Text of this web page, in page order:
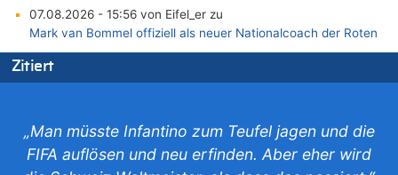
07.08.2026 - 15:56 von Eifel_er zu
Mark van Bommel offiziell als neuer Nationalcoach der Roten
Teufel vorgestellt: „Ist mir eine große Ehre“
07.08.2026 - 15:43 von Hausmeister zu
Aachen ab 11. August wieder Mekka des Pferdesports –
Belgien setzt bei Reit-WM auf starke Springreiter
Zitiert
„Man müsste Infantino zum Teufel jagen und die
FIFA auflösen und neu erfinden. Aber eher wird